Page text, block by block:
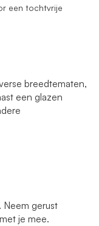
een tochtvrije
breedtematen,
een glazen
Neem gerust
je mee.